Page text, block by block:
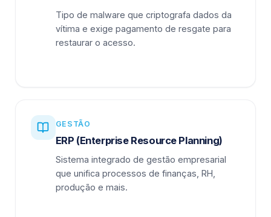
Tipo de malware que criptografa dados da
vítima e exige pagamento de resgate para
restaurar o acesso.
GESTÃO
ERP (Enterprise Resource Planning)
Sistema integrado de gestão empresarial
que unifica processos de finanças, RH,
produção e mais.